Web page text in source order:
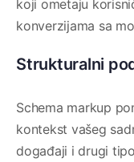
koji ometaju
konverzijama sa
Strukturalni
Schema markup
kontekst vašeg
događaji i drugi